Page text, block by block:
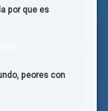
por que es
peores con